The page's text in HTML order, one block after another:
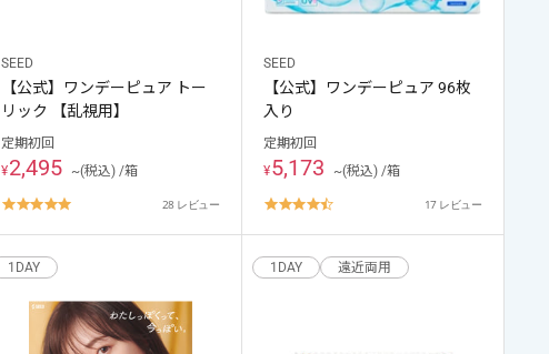
SEED
【公式】ワンデーピュア トー
リック 【乱視用】
定期初回
¥2,495 ~(税込) /箱
4.8
28 レビュー
SEED
【公式】ワンデーピュア 96枚
入り
定期初回
¥5,173 ~(税込) /箱
4.5
17 レビュー
1DAY 1DAY 遠近両用